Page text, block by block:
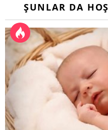
ŞUNLAR DA